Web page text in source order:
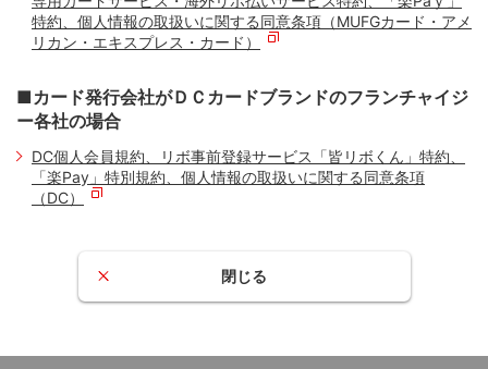
特約、個人情報の取扱いに関する同意条項（MUFGカード・アメ
リカン・エキスプレス・カード）
■カード発行会社がＤＣカードブランドのフランチャイジ
ー各社の場合
DC個人会員規約、リボ事前登録サービス「皆リボくん」特約、
「楽Pay」特別規約、個人情報の取扱いに関する同意条項
（DC）
閉じる